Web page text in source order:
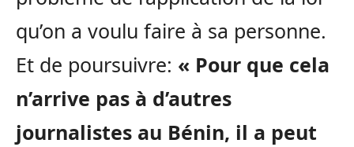
qu’on a voulu faire à sa personne.
Et de poursuivre: « Pour que cela
n’arrive pas à d’autres
journalistes au Bénin, il a peut